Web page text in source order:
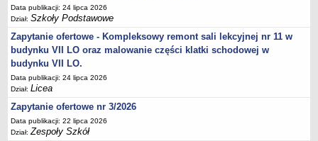
Ogłoszenia
Zarządzenia
Rejestry, ewidencje, archiwa
Kontrole
PONOWNE WYKORZYSTYWANIE
Sprawozdania
Deklaracja dostępności
DEKLARACJA DOSTĘPNOŚCI
Data publikacji: 24 lipca 2026
Dział:Szkoły Podstawowe
Zapytanie ofertowe - Kompleksowy remont sali lekcyjnej nr 11 w
budynku VII LO oraz malowanie części klatki schodowej w
budynku VII LO.
Data publikacji: 24 lipca 2026
Dział:Licea
Zapytanie ofertowe nr 3/2026
Data publikacji: 22 lipca 2026
Dział:Zespoły Szkół